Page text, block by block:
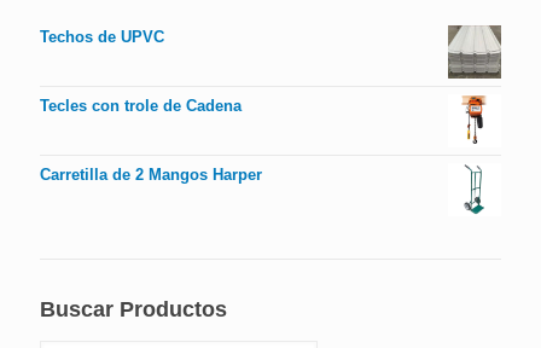
Techos de UPVC
Tecles con trole de Cadena
Carretilla de 2 Mangos Harper
Buscar Productos